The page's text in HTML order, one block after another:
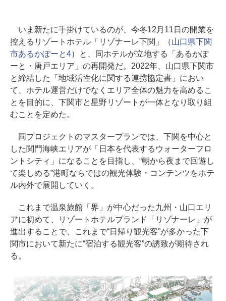
いま新たに手掛けているのが、今冬12月11日の開業を
控えるリゾートホテル「リゾナーレ下関」（山口県下関
市あるかぽーと4）と、同ホテルが立地する「あるかぽ
ーと・唐戸エリア」の再開発だ。2022年、山口県下関市
と締結した「地域活性化に関する連携協定書」におい
て、ホテル運営だけでなくエリア全体の魅力を高めるこ
とを目的に、下関市と星野リゾートが一体となり取り組
むことを定めた。
同プロジェクトのマスタープランでは、下関を中心と
した関門海峡エリアが「日本を代表するウォーターフロ
ントシティ」になることを目指し、“朝から夜まで回遊し
て楽しめる”港町ならではの観光体験・コンテンツをホテ
ル内外で展開していく。
これまで温泉旅館「界」が中心だった九州・山口エリ
アに初めて、リゾートホテルブランド「リゾナーレ」が
進出することで、これまで“日帰り観光客”が多かった下
関市において新たに“宿泊する観光客”の誘致が期待され
る。